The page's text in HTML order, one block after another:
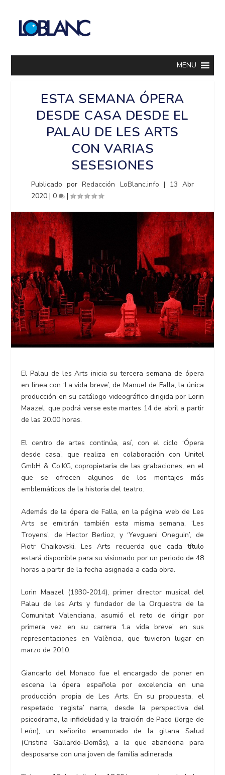
MENU
ESTA SEMANA ÓPERA
DESDE CASA DESDE EL
PALAU DE LES ARTS
CON VARIAS
SESESIONES
Publicado porRedacción LoBlanc.info | 13 Abr
2020 |0 |
El Palau de les Arts inicia su tercera semana de ópera
en línea con ‘La vida breve’, de Manuel de Falla, la única
producción en su catálogo videográfico dirigida por Lorin
Maazel, que podrá verse este martes 14 de abril a partir
de las 20.00 horas.
El centro de artes continúa, así, con el ciclo ‘Ópera
desde casa’, que realiza en colaboración con Unitel
GmbH & Co.KG, copropietaria de las grabaciones, en el
que se ofrecen algunos de los montajes más
emblemáticos de la historia del teatro.
Además de la ópera de Falla, en la página web de Les
Arts se emitirán también esta misma semana, ‘Les
Troyens’, de Hector Berlioz, y ‘Yevgueni Oneguin’, de
Piotr Chaikovski. Les Arts recuerda que cada título
estará disponible para su visionado por un periodo de 48
horas a partir de la fecha asignada a cada obra.
Lorin Maazel (1930-2014), primer director musical del
Palau de les Arts y fundador de la Orquestra de la
Comunitat Valenciana, asumió el reto de dirigir por
primera vez en su carrera ‘La vida breve’ en sus
representaciones en València, que tuvieron lugar en
marzo de 2010.
Giancarlo del Monaco fue el encargado de poner en
escena la ópera española por excelencia en una
producción propia de Les Arts. En su propuesta, el
respetado ‘regista’ narra, desde la perspectiva del
psicodrama, la infidelidad y la traición de Paco (Jorge de
León), un señorito enamorado de la gitana Salud
(Cristina Gallardo-Domâs), a la que abandona para
desposarse con una joven de familia adinerada.